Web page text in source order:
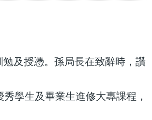
及授憑。孫局長在致辭時，讚
學生及畢業生進修大專課程，